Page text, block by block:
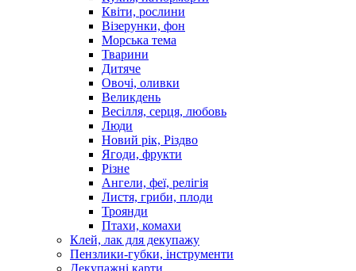
Квіти, рослини
Візерунки, фон
Морська тема
Тварини
Дитяче
Овочі, оливки
Великдень
Весілля, серця, любовь
Люди
Новий рік, Різдво
Ягоди, фрукти
Різне
Ангели, феї, релігія
Листя, гриби, плоди
Троянди
Птахи, комахи
Клей, лак для декупажу
Пензлики-губки, інструменти
Декупажні карти